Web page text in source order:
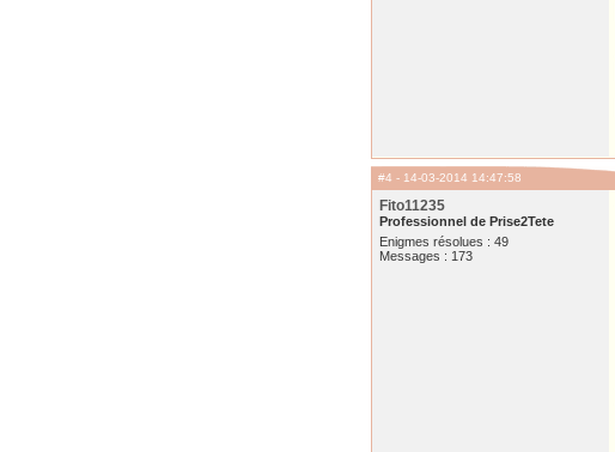
#4 - 14-03-2014 14:47:58
Fito11235
Professionnel de Prise2Tete
Enigmes résolues : 49
Messages : 173